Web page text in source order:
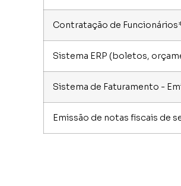
Contratação de
Sistema ERP (boletos,
Sistema de Faturamento -
Emissão de notas fiscais de